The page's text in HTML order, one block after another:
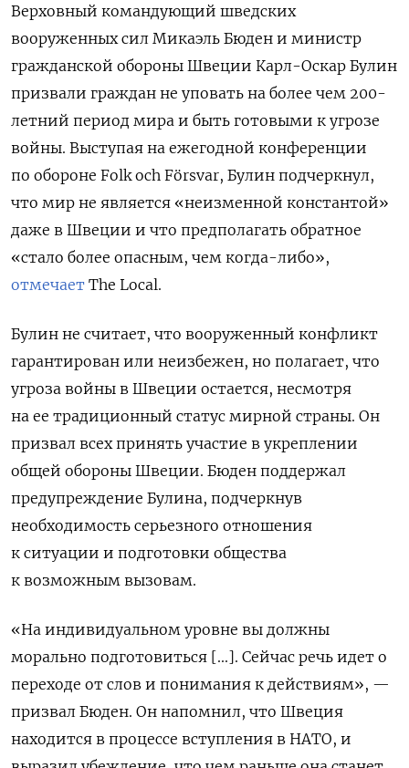
Верховный командующий шведских
вооруженных сил Микаэль Бюден и министр
гражданской обороны Швеции Карл-Оскар Булин
призвали граждан не уповать на более чем 200-
летний период мира и быть готовыми к угрозе
войны. Выступая на ежегодной конференции
по обороне Folk och Försvar, Булин подчеркнул,
что мир не является «неизменной константой»
даже в Швеции и что предполагать обратное
«стало более опасным, чем когда-либо»,
отмечает The Local.
Булин не считает, что вооруженный конфликт
гарантирован или неизбежен, но полагает, что
угроза войны в Швеции остается, несмотря
на ее традиционный статус мирной страны. Он
призвал всех принять участие в укреплении
общей обороны Швеции. Бюден поддержал
предупреждение Булина, подчеркнув
необходимость серьезного отношения
к ситуации и подготовки общества
к возможным вызовам.
«На индивидуальном уровне вы должны
морально подготовиться [...]. Сейчас речь идет о
переходе от слов и понимания к действиям», —
призвал Бюден. Он напомнил, что Швеция
находится в процессе вступления в НАТО, и